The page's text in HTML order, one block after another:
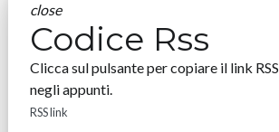
close
Codice Rss
Clicca sul pulsante per copiare il link RSS
negli appunti.
RSS link